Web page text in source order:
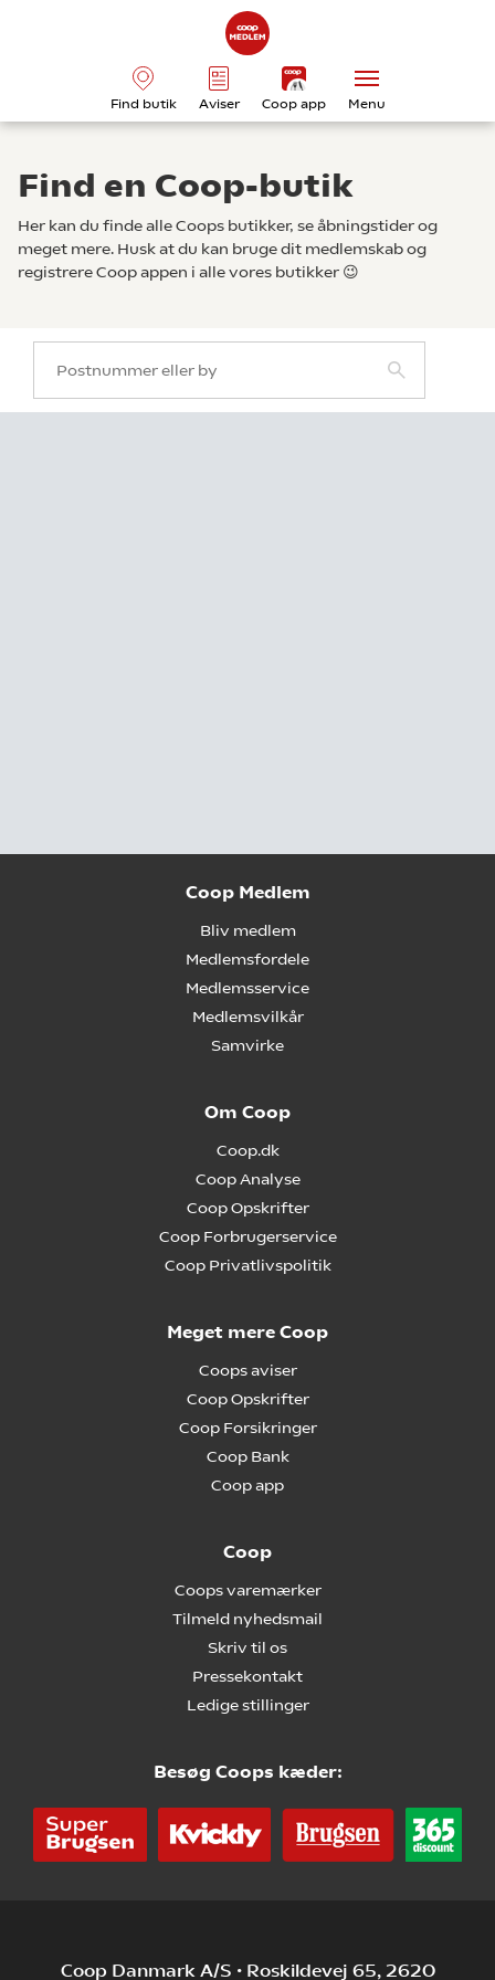
Find butik Aviser Coop app Menu
Find en Coop-butik
Her kan du finde alle Coops butikker, se åbningstider og
meget mere. Husk at du kan bruge dit medlemskab og
registrere Coop appen i alle vores butikker 😉
Coop Medlem
Bliv medlem
Medlemsfordele
Medlemsservice
Medlemsvilkår
Samvirke
Om Coop
Coop.dk
Coop Analyse
Coop Opskrifter
Coop Forbrugerservice
Coop Privatlivspolitik
Meget mere Coop
Coops aviser
Coop Opskrifter
Coop Forsikringer
Coop Bank
Coop app
Coop
Coops varemærker
Tilmeld nyhedsmail
Skriv til os
Pressekontakt
Ledige stillinger
Besøg Coops kæder:
Coop Danmark A/S • Roskildevej 65, 2620